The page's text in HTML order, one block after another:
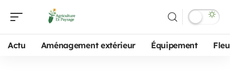
Actu Aménagement extérieur Équipement